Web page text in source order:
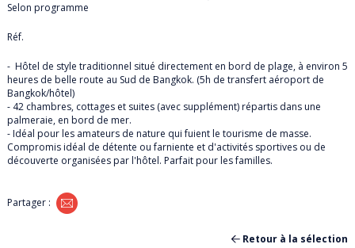
ESPAGNE
ÉTATS-UNIS
FRANCE
Selon programme
Réf.
- Hôtel de style traditionnel situé directement en bord de plage, à environ 5
heures de belle route au Sud de Bangkok. (5h de transfert aéroport de
Bangkok/hôtel)
- 42 chambres, cottages et suites (avec supplément) répartis dans une
palmeraie, en bord de mer.
- Idéal pour les amateurs de nature qui fuient le tourisme de masse.
Compromis idéal de détente ou farniente et d'activités sportives ou de
découverte organisées par l'hôtel. Parfait pour les familles.
Partager :
Retour à la sélection